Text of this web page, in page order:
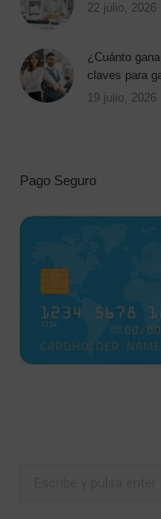
22 julio, 2026
¿Cuánto
claves para
19 julio, 2026
Pago Seguro